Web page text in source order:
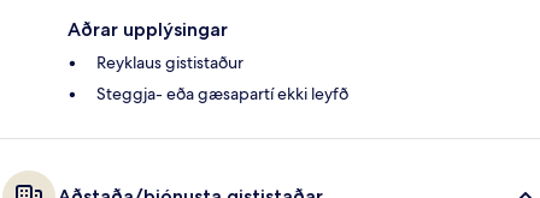
Aðrar upplýsingar
Reyklaus gististaður
Steggja- eða gæsapartí ekki leyfð